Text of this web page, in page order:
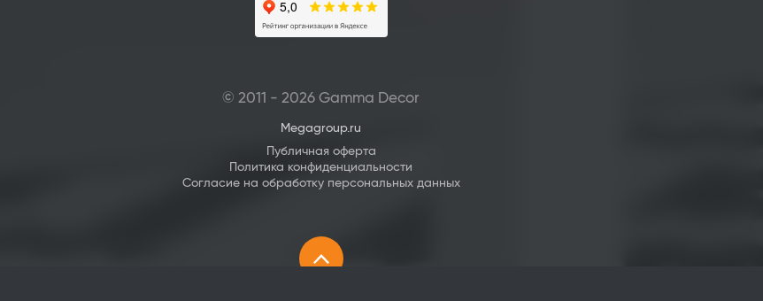
© 2011 - 2026 Gamma Deсor
Megagroup.ru
Публичная оферта
Политика конфиденциальности
Согласие на обработку персональных данных